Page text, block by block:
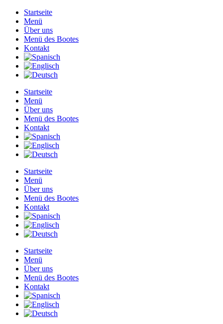
Startseite
Menü
Über uns
Menü des Bootes
Kontakt
Startseite
Menü
Über uns
Menü des Bootes
Kontakt
Startseite
Menü
Über uns
Menü des Bootes
Kontakt
Startseite
Menü
Über uns
Menü des Bootes
Kontakt